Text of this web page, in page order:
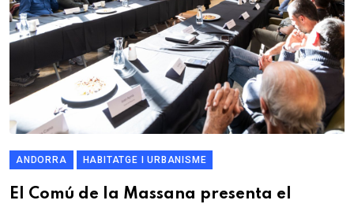
ANDORRA HABITATGE I URBANISME
El Comú de la Massana presenta el